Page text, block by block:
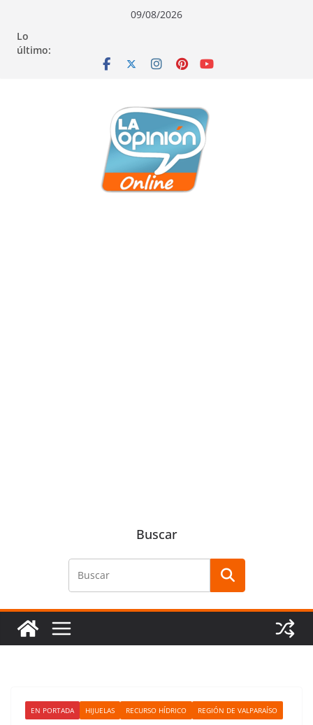
contenido
navegación
contenido
09/08/2026
Lo
último:
Buscar
EN PORTADA HIJUELAS RECURSO HÍDRICO REGIÓN DE VALPARAÍSO